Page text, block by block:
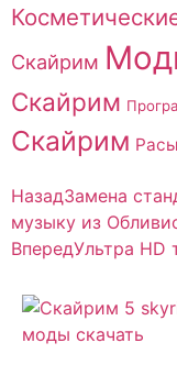
Скайрим
Скайрим
Скайрим
НазадЗамена
музыку из
ВпередУльтра HD